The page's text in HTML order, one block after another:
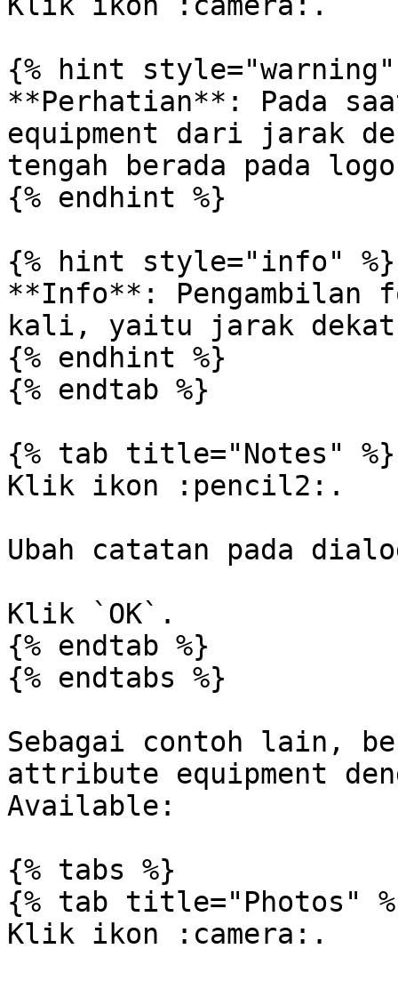
{% hint style="warning"
**Perhatian**: Pada
equipment dari jarak
tengah berada pada
{% endhint %}
{% hint style="info" %}
**Info**: Pengambilan
kali, yaitu jarak
{% endhint %}
{% endtab %}
{% tab title="Notes" %}
Klik ikon :pencil2:.
Ubah catatan pada
Klik `OK`.
{% endtab %}
{% endtabs %}
Sebagai contoh lain,
attribute equipment
Available:
{% tabs %}
{% tab title="Photos"
Klik ikon :camera:.